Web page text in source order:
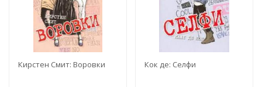
Кирстен Смит: Воровки Кок де: Селфи